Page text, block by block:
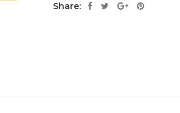
Share: